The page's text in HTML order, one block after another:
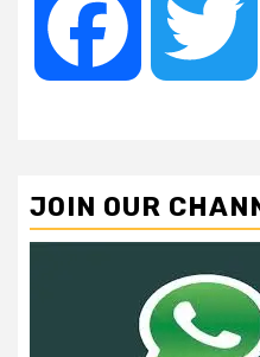
Facebook
JOIN OUR